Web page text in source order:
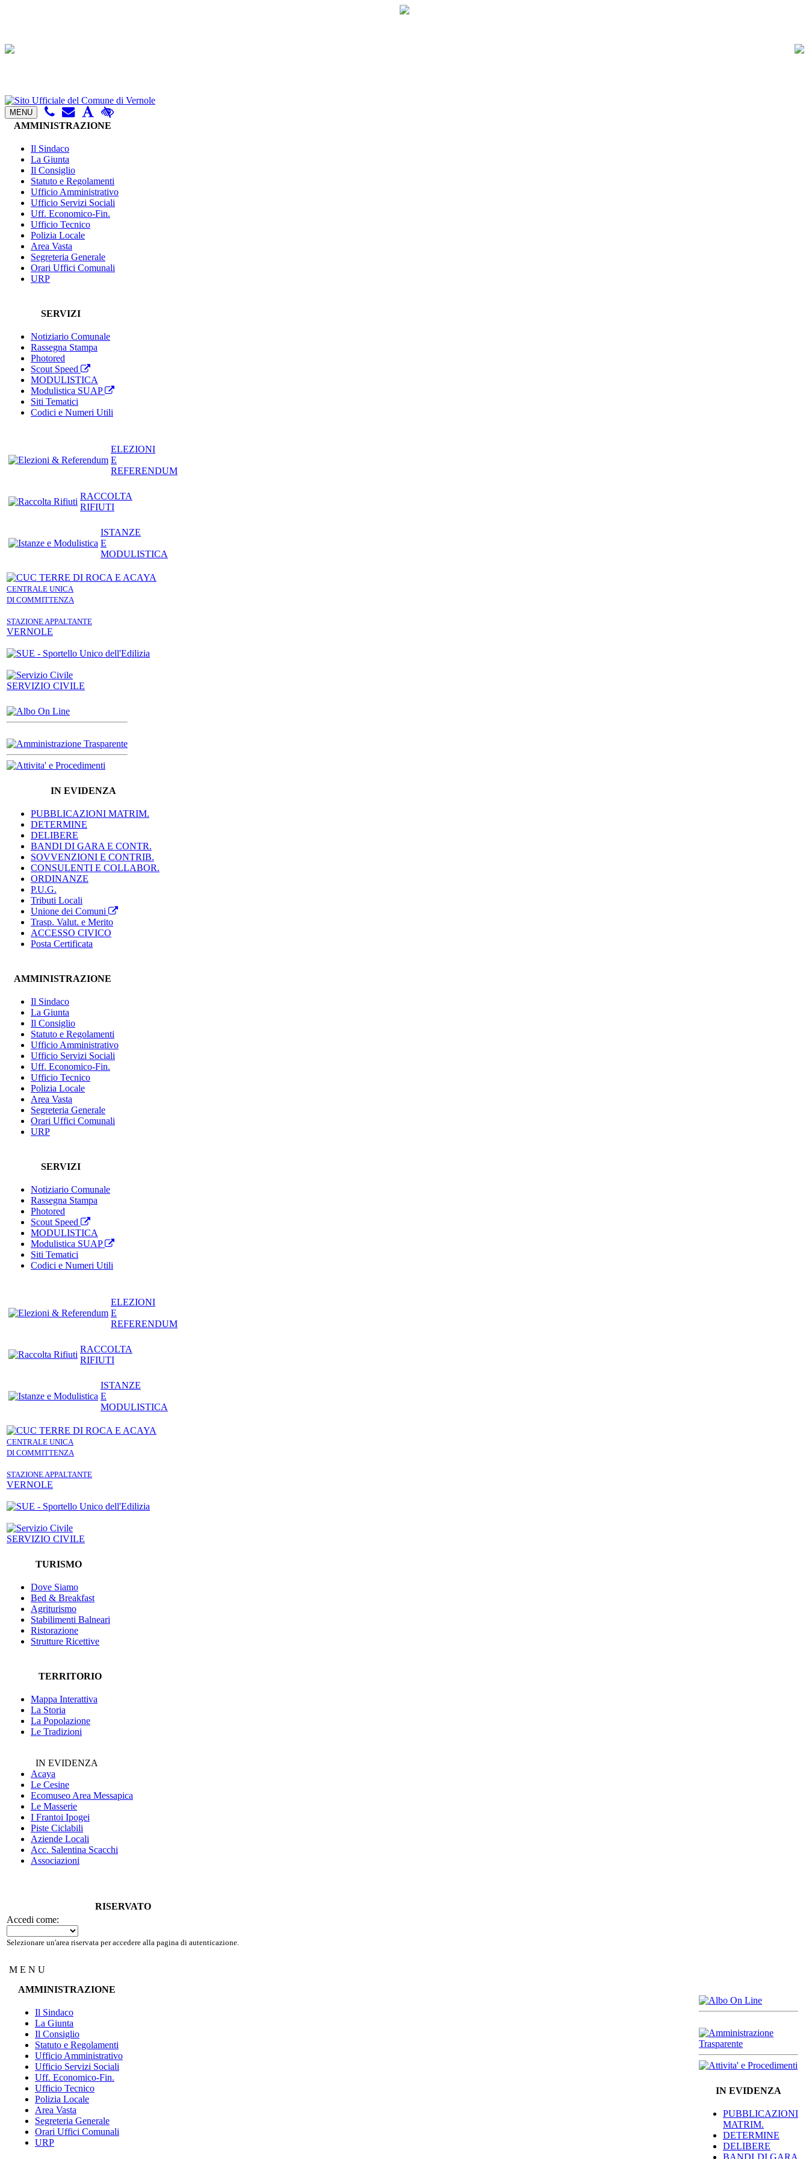
MENU
AMMINISTRAZIONE
Il Sindaco
La Giunta
Il Consiglio
Statuto e Regolamenti
Ufficio Amministrativo
Ufficio Servizi Sociali
Uff. Economico-Fin.
Ufficio Tecnico
Polizia Locale
Area Vasta
Segreteria Generale
Orari Uffici Comunali
URP
SERVIZI
Notiziario Comunale
Rassegna Stampa
Photored
Scout Speed
MODULISTICA
Modulistica SUAP
Siti Tematici
Codici e Numeri Utili
ELEZIONI
E
REFERENDUM
RACCOLTA
RIFIUTI
ISTANZE
E
MODULISTICA
CENTRALE UNICA
DI COMMITTENZA
STAZIONE APPALTANTE
VERNOLE
SERVIZIO CIVILE
IN EVIDENZA
PUBBLICAZIONI MATRIM.
DETERMINE
DELIBERE
BANDI DI GARA E CONTR.
SOVVENZIONI E CONTRIB.
CONSULENTI E COLLABOR.
ORDINANZE
P.U.G.
Tributi Locali
Unione dei Comuni
Trasp. Valut. e Merito
ACCESSO CIVICO
Posta Certificata
AMMINISTRAZIONE
Il Sindaco
La Giunta
Il Consiglio
Statuto e Regolamenti
Ufficio Amministrativo
Ufficio Servizi Sociali
Uff. Economico-Fin.
Ufficio Tecnico
Polizia Locale
Area Vasta
Segreteria Generale
Orari Uffici Comunali
URP
SERVIZI
Notiziario Comunale
Rassegna Stampa
Photored
Scout Speed
MODULISTICA
Modulistica SUAP
Siti Tematici
Codici e Numeri Utili
ELEZIONI
E
REFERENDUM
RACCOLTA
RIFIUTI
ISTANZE
E
MODULISTICA
CENTRALE UNICA
DI COMMITTENZA
STAZIONE APPALTANTE
VERNOLE
SERVIZIO CIVILE
TURISMO
Dove Siamo
Bed & Breakfast
Agriturismo
Stabilimenti Balneari
Ristorazione
Strutture Ricettive
TERRITORIO
Mappa Interattiva
La Storia
La Popolazione
Le Tradizioni
IN EVIDENZA
Acaya
Le Cesine
Ecomuseo Area Messapica
Le Masserie
I Frantoi Ipogei
Piste Ciclabili
Aziende Locali
Acc. Salentina Scacchi
Associazioni
RISERVATO
Accedi come:
Selezionare un'area riservata per accedere alla pagina di autenticazione.
M E N U
AMMINISTRAZIONE
Il Sindaco
La Giunta
Il Consiglio
Statuto e Regolamenti
Ufficio Amministrativo
Ufficio Servizi Sociali
Uff. Economico-Fin.
Ufficio Tecnico
Polizia Locale
Area Vasta
Segreteria Generale
Orari Uffici Comunali
URP
IN EVIDENZA
PUBBLICAZIONI
MATRIM.
DETERMINE
DELIBERE
BANDI DI GARA